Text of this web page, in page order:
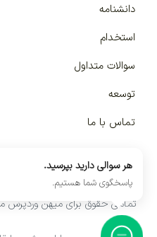
دانشنامه
استخدام
سوالات متداول
توسعه
تماس با ما
تمامی حقوق برای میهن وردپرس محفوظ
هر سوالی دارید بپرسید.
پاسخگوی شما هستیم.